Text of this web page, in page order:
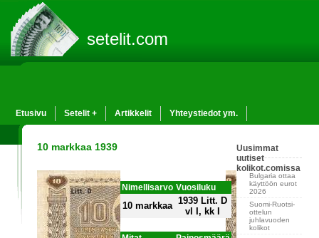
setelit.com
Etusivu Setelit + Artikkelit Yhteystiedot ym.
10 markkaa 1939
Nimellisarvo Vuosiluku
10 markkaa 1939 Litt. D
vl I, kk I
Uusimmat
uutiset
kolikot.comissa
Bulgaria ottaa
käyttöön eurot
2026
Suomi-Ruotsi-
ottelun
juhlavuoden
kolikot